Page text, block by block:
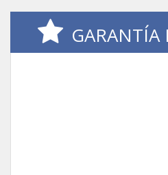
GARANTÍA